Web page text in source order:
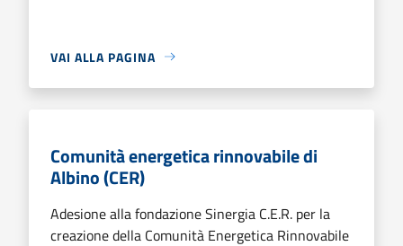
VAI ALLA PAGINA
Comunità energetica rinnovabile di
Albino (CER)
Adesione alla fondazione Sinergia C.E.R. per la
creazione della Comunità Energetica Rinnovabile